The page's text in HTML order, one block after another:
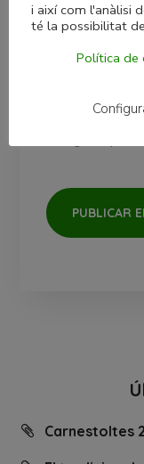
Guarda mi
Carnestoltes
i així com l'anàlisi
té la possibilitat
Política de